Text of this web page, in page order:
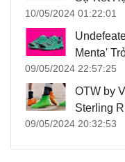
10/05/2024 01:22:01
Menta'
09/05/2024 22:57:25
OTW by
Sterling
09/05/2024 20:32:53